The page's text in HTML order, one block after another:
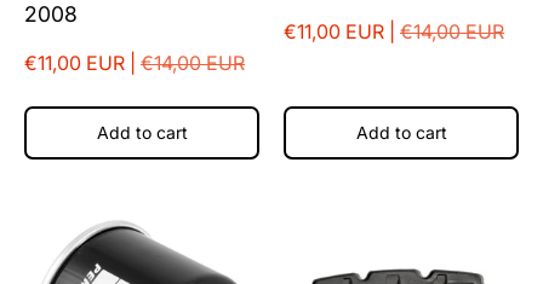
2008
€11,00 EUR | €14,00 EUR
Add to cart
€11,00 EUR | €14,00 EUR
Add to cart